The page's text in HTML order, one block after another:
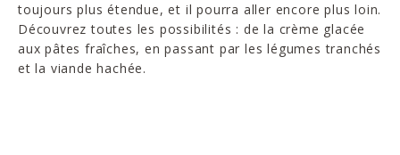
toujours plus étendue, et il pourra aller encore plus loin.
Découvrez toutes les possibilités : de la crème glacée
aux pâtes fraîches, en passant par les légumes tranchés
et la viande hachée.